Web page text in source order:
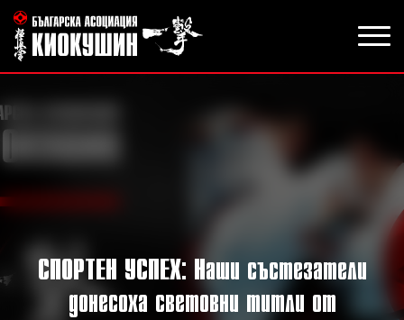
СПОРТЕН УСПЕХ: Наши състезатели
донесоха световни титли от